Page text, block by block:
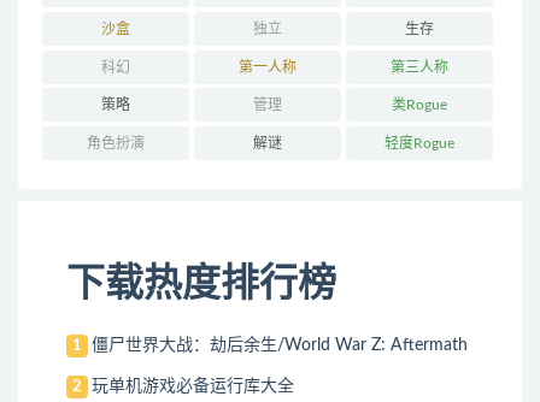
沙盒 独立 生存
科幻 第一人称 第三人称
策略 管理 类Rogue
角色扮演 解谜 轻度Rogue
下载热度排行榜
1 僵尸世界大战：劫后余生/World War Z: Aftermath
2 玩单机游戏必备运行库大全